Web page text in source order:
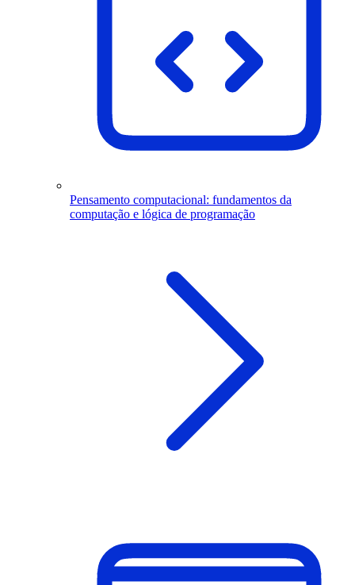
Pensamento computacional: fundamentos da
computação e lógica de programação